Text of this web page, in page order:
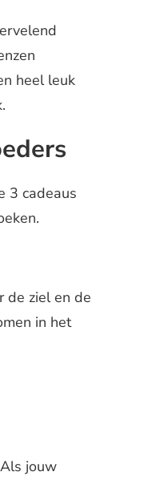
heel leuk
3 cadeaus
de ziel en de
in het
jouw